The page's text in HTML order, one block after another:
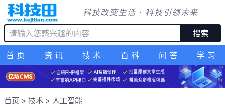
科技改变生活 · 科技引领未来
搜索
首页 资讯 技术 百科 问答 学习
首页 > 技术 > 人工智能